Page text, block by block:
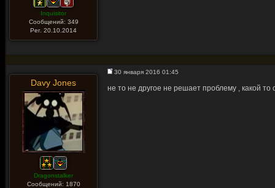
Inquisitor
Сообщений: 349
Рег. 20.10.2014
Davy Jones
Dragonstalker
Сообщений: 1870
30 января 2016 01:45
не то не другое не решает проблему , какой